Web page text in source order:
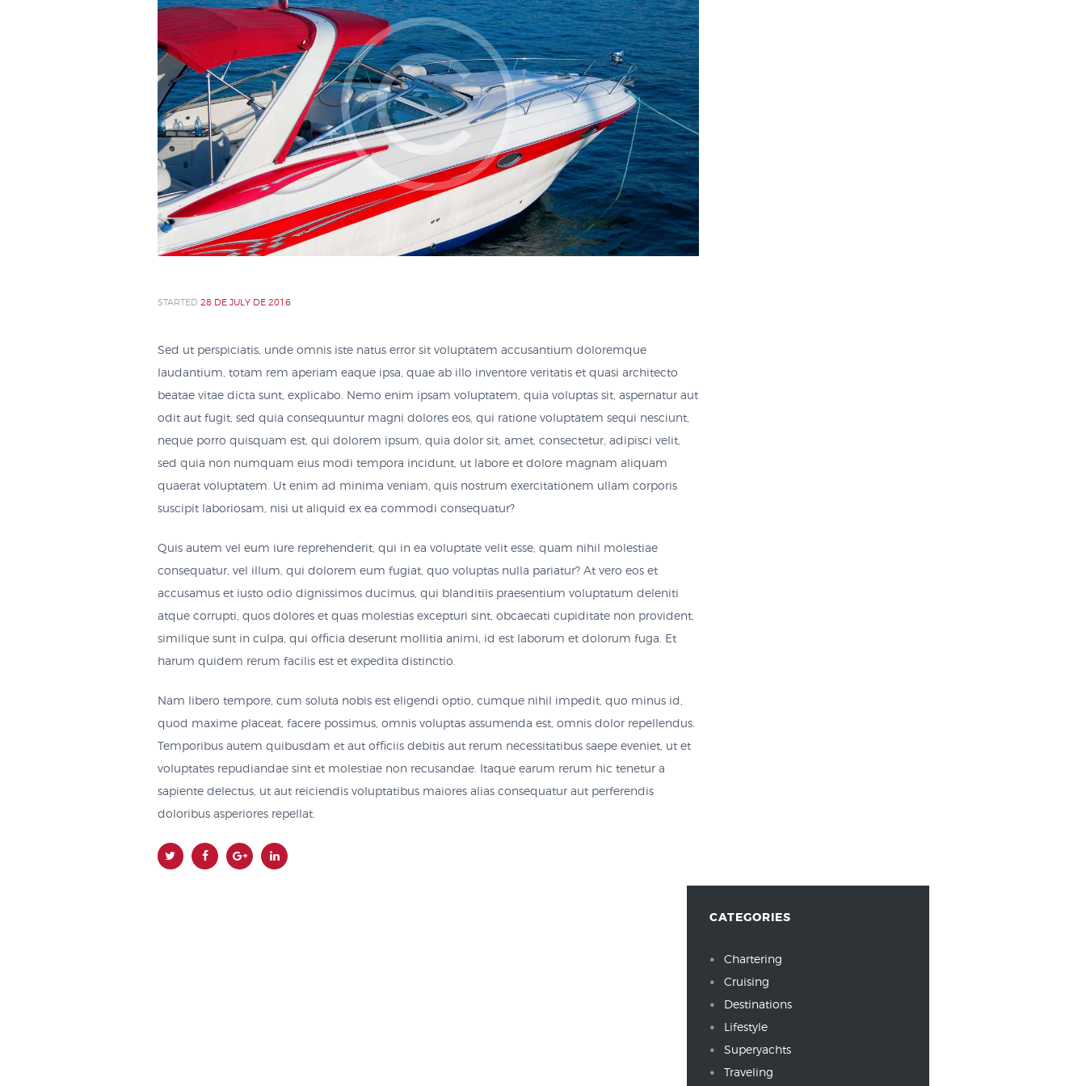
STARTED 28 DE JULY DE 2016
Sed ut perspiciatis, unde omnis iste natus error sit voluptatem accusantium doloremque
laudantium, totam rem aperiam eaque ipsa, quae ab illo inventore veritatis et quasi architecto
beatae vitae dicta sunt, explicabo. Nemo enim ipsam voluptatem, quia voluptas sit, aspernatur aut
odit aut fugit, sed quia consequuntur magni dolores eos, qui ratione voluptatem sequi nesciunt,
neque porro quisquam est, qui dolorem ipsum, quia dolor sit, amet, consectetur, adipisci velit,
sed quia non numquam eius modi tempora incidunt, ut labore et dolore magnam aliquam
quaerat voluptatem. Ut enim ad minima veniam, quis nostrum exercitationem ullam corporis
suscipit laboriosam, nisi ut aliquid ex ea commodi consequatur?
Quis autem vel eum iure reprehenderit, qui in ea voluptate velit esse, quam nihil molestiae
consequatur, vel illum, qui dolorem eum fugiat, quo voluptas nulla pariatur? At vero eos et
accusamus et iusto odio dignissimos ducimus, qui blanditiis praesentium voluptatum deleniti
atque corrupti, quos dolores et quas molestias excepturi sint, obcaecati cupiditate non provident,
similique sunt in culpa, qui officia deserunt mollitia animi, id est laborum et dolorum fuga. Et
harum quidem rerum facilis est et expedita distinctio.
Nam libero tempore, cum soluta nobis est eligendi optio, cumque nihil impedit, quo minus id,
quod maxime placeat, facere possimus, omnis voluptas assumenda est, omnis dolor repellendus.
Temporibus autem quibusdam et aut officiis debitis aut rerum necessitatibus saepe eveniet, ut et
voluptates repudiandae sint et molestiae non recusandae. Itaque earum rerum hic tenetur a
sapiente delectus, ut aut reiciendis voluptatibus maiores alias consequatur aut perferendis
doloribus asperiores repellat.
CATEGORIES
Chartering
Cruising
Destinations
Lifestyle
Superyachts
Traveling